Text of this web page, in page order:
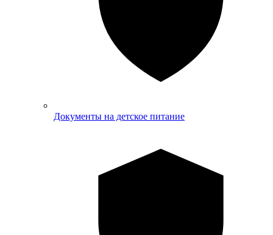
Документы на детское питание